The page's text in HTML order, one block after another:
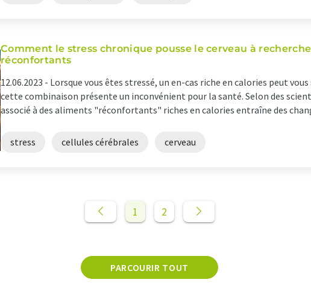
Comment le stress chronique pousse le cerveau à
réconfortants
12.06.2023 - Lorsque vous êtes stressé, un en-cas riche en calories peut
cette combinaison présente un inconvénient pour la santé. Selon des
associé à des aliments "réconfortants" riches en calories entraîne des
stress cellules cérébrales cerveau
1 2
PARCOURIR TOUT